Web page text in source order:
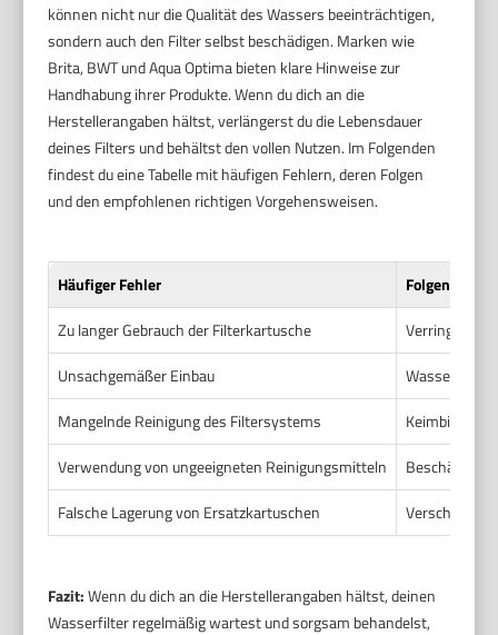
können nicht nur die Qualität des Wassers beeinträchtigen,
sondern auch den Filter selbst beschädigen. Marken wie
Brita, BWT und Aqua Optima bieten klare Hinweise zur
Handhabung ihrer Produkte. Wenn du dich an die
Herstellerangaben hältst, verlängerst du die Lebensdauer
deines Filters und behältst den vollen Nutzen. Im Folgenden
findest du eine Tabelle mit häufigen Fehlern, deren Folgen
und den empfohlenen richtigen Vorgehensweisen.
Häufiger Fehler
Folgen
Zu langer Gebrauch der Filterkartusche
Verringerte
Unsachgemäßer Einbau
Mangelnde Reinigung des Filtersystems
Keimbildung,
Verwendung von ungeeigneten Reinigungsmitteln
Falsche Lagerung von Ersatzkartuschen
Fazit:Wenn du dich an die Herstellerangaben hältst, deinen
Wasserfilter regelmäßig wartest und sorgsam behandelst,